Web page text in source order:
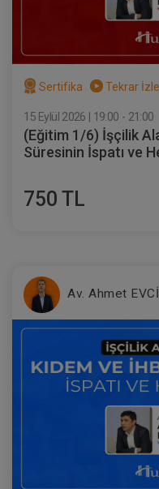
IV. Borçlar
Oturumlar (8
TL
Sözleşmeler
Hukuku
Sertifika Tekrar İzle
15 Eylül 2026 | 19:00 - 21:00
(Eğitim 1/6) İşçilik
Süresinin İspatı ve
750 TL
Av. Ahmet